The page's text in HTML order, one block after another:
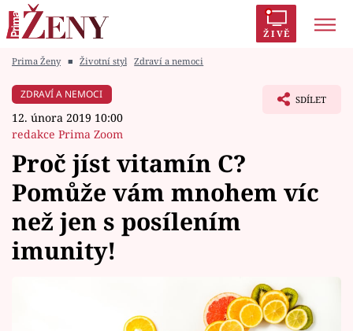
ŽIVĚ
Módní alarm
Zrádci
Témata
Celebrity
Prima Ženy ■ Životní styl Zdraví a nemoci
ZDRAVÍ A NEMOCI
12. února 2019 10:00
redakce Prima Zoom
SDÍLET
Proč jíst vitamín C?
Pomůže vám mnohem víc
než jen s posílením
imunity!